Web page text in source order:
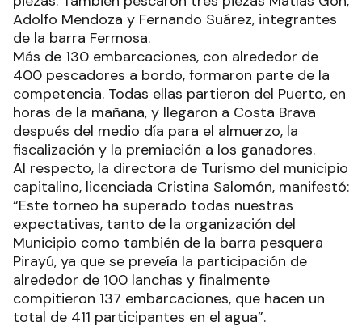
Adolfo Mendoza y Fernando Suárez, integrantes
de la barra Fermosa.
Más de 130 embarcaciones, con alrededor de
400 pescadores a bordo, formaron parte de la
competencia. Todas ellas partieron del Puerto, en
horas de la mañana, y llegaron a Costa Brava
después del medio día para el almuerzo, la
fiscalización y la premiación a los ganadores.
Al respecto, la directora de Turismo del municipio
capitalino, licenciada Cristina Salomón, manifestó:
“Este torneo ha superado todas nuestras
expectativas, tanto de la organización del
Municipio como también de la barra pesquera
Pirayú, ya que se preveía la participación de
alrededor de 100 lanchas y finalmente
compitieron 137 embarcaciones, que hacen un
total de 411 participantes en el agua”.